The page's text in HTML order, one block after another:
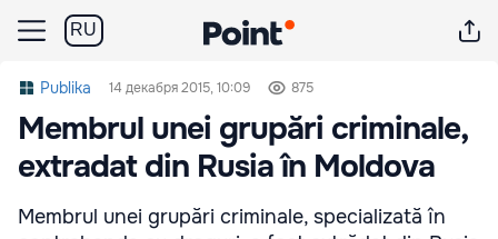
RU
Publika 14 декабря 2015, 10:09 875
Membrul unei grupări criminale,
extradat din Rusia în Moldova
Membrul unei grupări criminale, specializată în